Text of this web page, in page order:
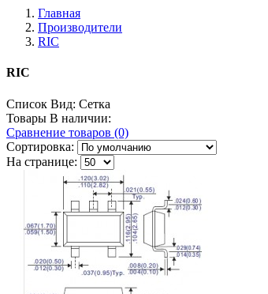
Главная
Производители
RIC
RIC
Список Вид: Сетка
Товары В наличии:
Сравнение товаров (0)
Сортировка:
На странице: